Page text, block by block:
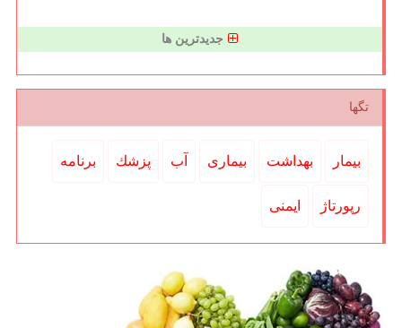
جدیدترین ها
تگها
بیمار بهداشت بیماری آب پزشك برنامه
رپورتاژ ایمنی